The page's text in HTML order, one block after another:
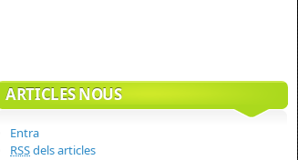
ARTICLES NOUS
Entra
RSSdels articles